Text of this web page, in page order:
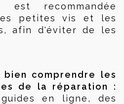
est recommandée
petites vis et les
afin d'éviter de les
bien comprendre les
en ligne, des